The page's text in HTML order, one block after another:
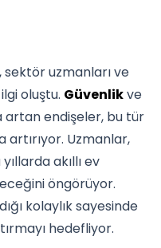
sektör uzmanları ve
oluştu. Güvenlikve
artan endişeler, bu tür
Uzmanlar,
akıllı ev
öngörüyor.
kolaylık sayesinde
hedefliyor.